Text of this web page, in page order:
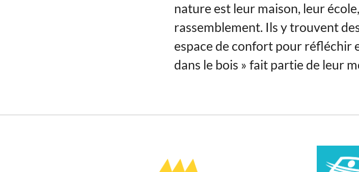
nature est leur maison, leur
rassemblement. Ils y trouvent
espace de confort pour réfléchir
dans le bois » fait partie de leur